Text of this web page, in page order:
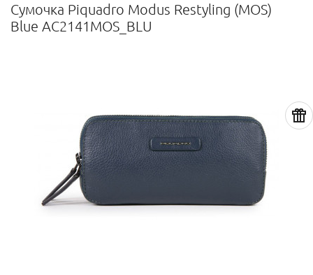
Сумочка Piquadro Modus Restyling (MOS)
Blue AC2141MOS_BLU